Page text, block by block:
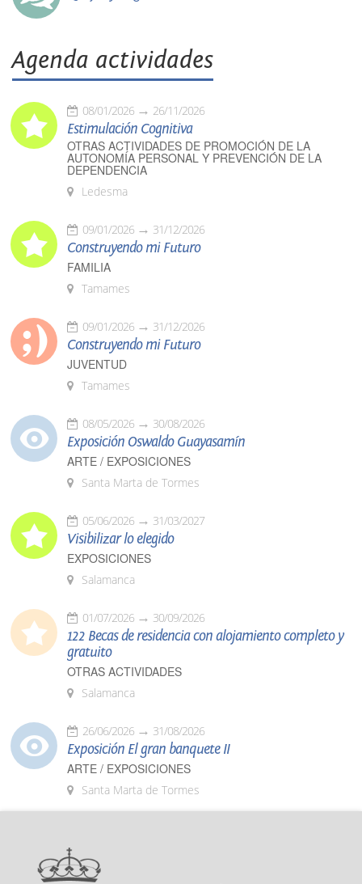
Agenda actividades
08/01/2026 26/11/2026
Estimulación Cognitiva
OTRAS ACTIVIDADES DE PROMOCIÓN DE LA
AUTONOMÍA PERSONAL Y PREVENCIÓN DE LA
DEPENDENCIA
Ledesma
09/01/2026 31/12/2026
Construyendo mi Futuro
FAMILIA
Tamames
09/01/2026 31/12/2026
Construyendo mi Futuro
JUVENTUD
Tamames
08/05/2026 30/08/2026
Exposición Oswaldo Guayasamín
ARTE / EXPOSICIONES
Santa Marta de Tormes
05/06/2026 31/03/2027
Visibilizar lo elegido
EXPOSICIONES
Salamanca
01/07/2026 30/09/2026
122 Becas de residencia con alojamiento completo y
gratuito
OTRAS ACTIVIDADES
Salamanca
26/06/2026 31/08/2026
Exposición El gran banquete II
ARTE / EXPOSICIONES
Santa Marta de Tormes